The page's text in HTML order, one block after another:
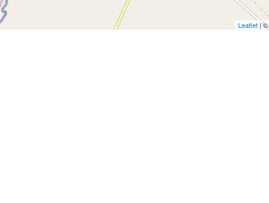
Leaflet | ©